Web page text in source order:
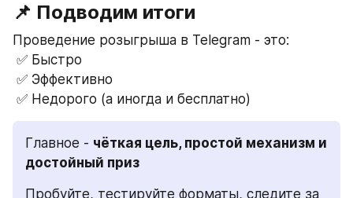
📌 Подводим итоги
Проведение розыгрыша в Telegram - это:
✅ Быстро
✅ Эффективно
✅ Недорого (а иногда и бесплатно)
Главное - чёткая цель, простой механизм и
достойный приз
Пробуйте, тестируйте форматы, следите за